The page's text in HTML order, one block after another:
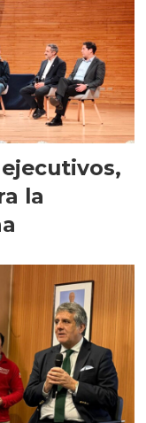
la